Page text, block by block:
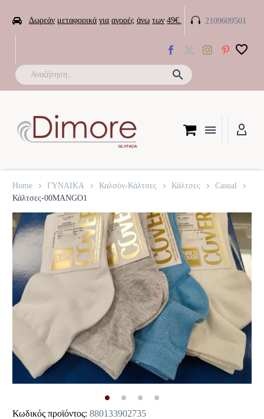
 Δωρεάν μεταφορικά για αγορές άνω των 49€. 
 2109609501
Home ΓΥΝΑΙΚΑ Καλσόν-Κάλτσες Κάλτσες
Casual
Κάλτσες-00MANGO1
Κωδικός προϊόντος: 880133902735